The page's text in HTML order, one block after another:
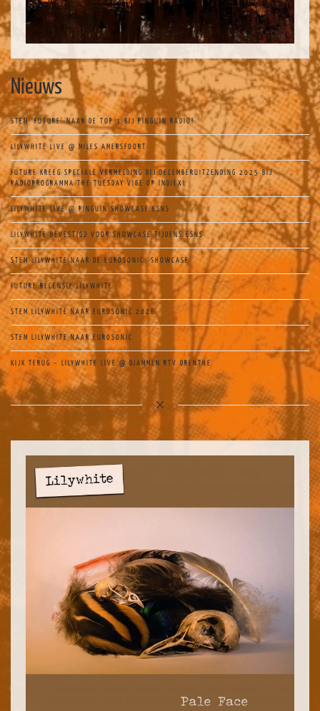
Nieuws
STEM ‘FUTURE’ NAAR DE TOP 3 BIJ PINGUIN RADIO!
LILYWHITE LIVE @ MILES AMERSFOORT
FUTURE KREEG SPECIALE VERMELDING BIJ DECEMBERUITZENDING 2025 BIJ
RADIOPROGRAMMA THE TUESDAY VIBE OP INDIEXL
LILYWHITE LIVE @ PINGUIN SHOWCASE ESNS
LILYWHITE BEVESTIGD VOOR SHOWCASE TIJDENS ESNS
STEM LILYWHITE NAAR DE EUROSONIC `SHOWCASE’
FUTURE RECENSIE LILYWHITE
STEM LILYWHITE NAAR EUROSONIC 2026
STEM LILYWHITE NAAR EUROSONIC
KIJK TERUG – LILYWHITE LIVE @ DJAMMEN RTV DRENTHE